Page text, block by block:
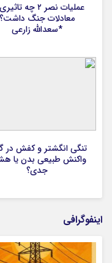
عملیات نصر ۲ چه
معادلات جنگ داشت؟
*سعدالله زارعی
تنگی انگشتر و کفش در
واکنش طبیعی بدن یا
جدی؟
اینفوگرافی